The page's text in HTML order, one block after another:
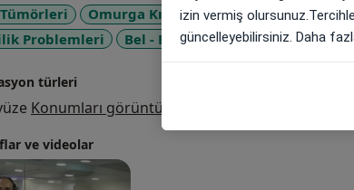
Omurga Kırığı
Omurilik Kanal
Problemleri
Bel - Boyun Fıtığı +5
türleri
Konumları görüntüle (1)
ve videolar
izin vermiş
güncelleyebilirsiniz. Daha